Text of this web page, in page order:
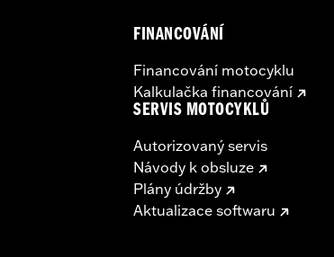
FINANCOVÁNÍ
Financování motocyklu
Kalkulačka financování
SERVIS MOTOCYKLŮ
Autorizovaný servis
Návody k obsluze
Plány údržby
Aktualizace softwaru